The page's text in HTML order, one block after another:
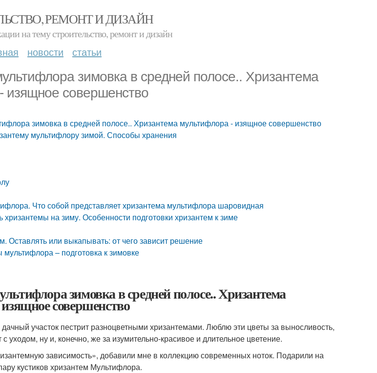
РЕМОНТ И ДИЗАЙН
на тему строительство, ремонт и дизайн
новости статьи
зимовка в средней полосе.. Хризантема
изящное совершенство
зимовка в средней полосе.. Хризантема мультифлора - изящное совершенство
мультифлору зимой. Способы хранения
Что собой представляет хризантема мультифлора шаровидная
хризантемы на зиму. Особенности подготовки хризантем к зиме
Оставлять или выкапывать: от чего зависит решение
– подготовка к зимовке
зимовка в средней полосе.. Хризантема
совершенство
участок пестрит разноцветными хризантемами. Люблю эти цветы за выносливость,
с уходом, ну и, конечно, же за изумительно-красивое и длительное цветение.
зависимость», добавили мне в коллекцию современных ноток. Подарили на
кустиков хризантем Мультифлора.